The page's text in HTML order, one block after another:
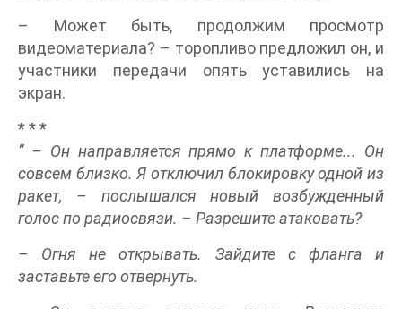
– Может быть, продолжим просмотр
видеоматериала? – торопливо предложил он, и
участники передачи опять уставились на
экран.
* * *
“ – Он направляется прямо к платформе... Он
совсем близко. Я отключил блокировку одной из
ракет, – послышался новый возбужденный
голос по радиосвязи. – Разрешите атаковать?
– Огня не открывать. Зайдите с фланга и
заставьте его отвернуть.